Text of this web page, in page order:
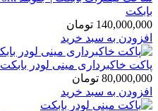
بابکت
140,000,000 تومان
افزودن به سبد خرید
پاکت خاکبرداری مینی لودر بابکت
80,000,000 تومان
افزودن به سبد خرید